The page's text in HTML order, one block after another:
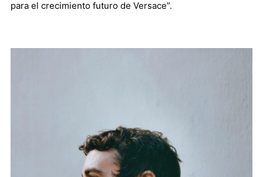
para el crecimiento futuro de Versace”.